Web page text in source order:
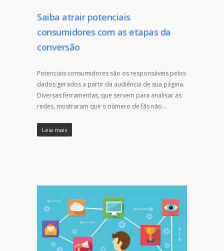
Saiba atrair potenciais
consumidores com as etapas da
conversão
Potenciais consumidores são os responsáveis pelos
dados gerados a partir da audiência de sua página.
Diversas ferramentas, que servem para analisar as
redes, mostraram que o número de fãs não…
Leia mais